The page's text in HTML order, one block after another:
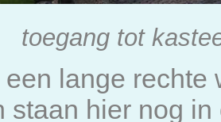
toegang tot
lange rechte
staan hier nog